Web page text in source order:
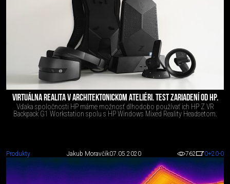
VIRTUÁLNA REALITA V ARCHITEKTONICKOM ATELIÉRI. TEST ZARIADENÍ OD HP.
Vďaka spoločnosti HP máme možnosť dlhodobo používať ich HP Z VR
Backpack G1 Workstation spolu s HP Windows Mixed Reality Headsetom.
Produkty Jakub Moravčík07.05.2020 762 0+20-0